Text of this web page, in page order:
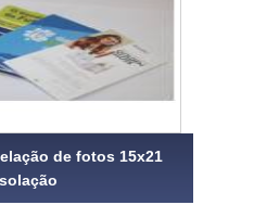
de fotos 15x21